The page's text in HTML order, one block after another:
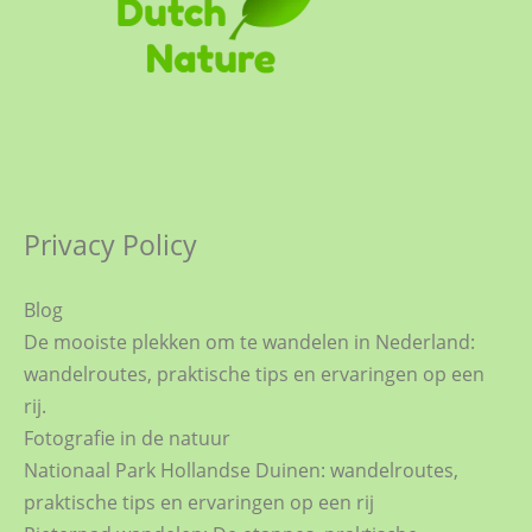
Privacy Policy
Blog
De mooiste plekken om te wandelen in Nederland:
wandelroutes, praktische tips en ervaringen op een
rij.
Fotografie in de natuur
Nationaal Park Hollandse Duinen: wandelroutes,
praktische tips en ervaringen op een rij